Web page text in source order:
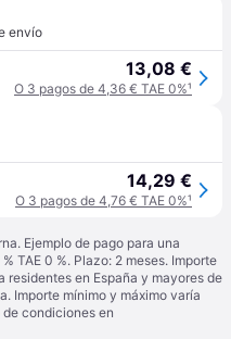
envío
13,08 €
O 3 pagos de 4,36 € TAE 0%¹
14,29 €
O 3 pagos de 4,76 € TAE 0%¹
Ejemplo de pago para una
TAE 0 %. Plazo: 2 meses. Importe
en España y mayores de
Importe mínimo y máximo varía
condiciones en